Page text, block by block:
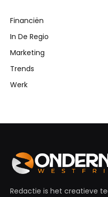
Financiën
In De Regio
Marketing
Trends
Werk
Redactie is het creatieve